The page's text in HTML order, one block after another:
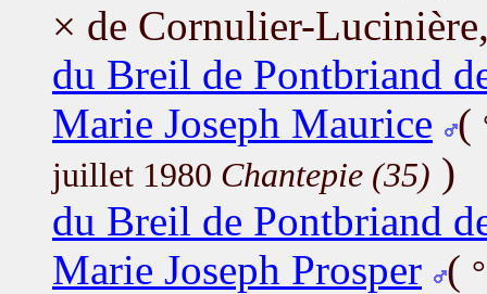
× de Cornulier-
du Breil de Pontbriand
Marie Joseph Maurice (
juillet 1980 Chantepie (35) )
du Breil de Pontbriand
Marie Joseph Prosper (